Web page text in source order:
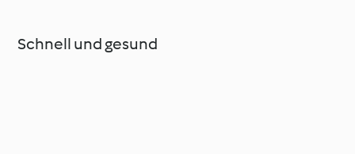
Schnell und gesund